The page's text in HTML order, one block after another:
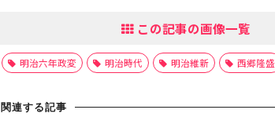
この記事の画像一覧
明治六年政変 明治時代 明治維新 西郷隆盛
関連する記事